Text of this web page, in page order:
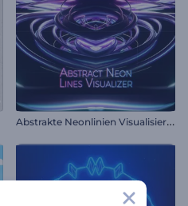
A
bstrakte Neonlinien Visualisierer